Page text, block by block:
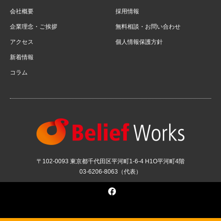
会社概要
企業理念・ご挨拶
アクセス
新着情報
コラム
採用情報
無料相談・お問い合わせ
個人情報保護方針
〒102-0093 東京都千代田区平河町1-6-4 H1O平河町4階
03-6206-8063（代表）